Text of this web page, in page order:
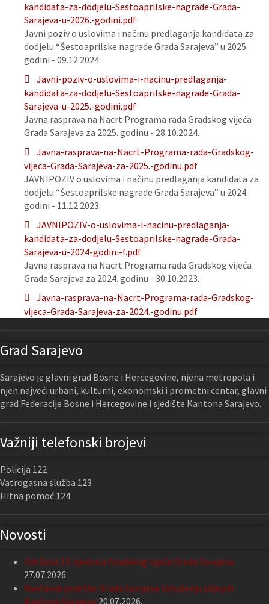
kandidata-za-dodjelu-Sestoaprilske-nagrade-Grada-
Sarajeva-u-2026.-godini.pdf
Javni poziv o uslovima i načinu predlaganja kandidata za
dodjelu “Šestoaprilske nagrade Grada Sarajeva” u 2025.
godini - 09.12.2024.
Javni-poziv-o-uslovima-i-nacinu-predlaganja-
kandidata-za-dodjelu-Sestoaprilske-nagrade-Grada-
Sarajeva-u-2025.-godini.pdf
Javna rasprava na Nacrt Programa rada Gradskog vijeća
Grada Sarajeva za 2025. godinu - 28.10.2024.
Javna-rasprava-na-Nacrt-Programa-rada-Gradskog-
vijeca-Grada-Sarajeva-za-2025.-godinu.pdf
JAVNIPOZIV o uslovima i načinu predlaganja kandidata za
dodjelu “Šestoaprilske nagrade Grada Sarajeva” u 2024.
godini - 11.12.2023.
JAVNIPOZIV-o-uslovima-i-nacinu-predlaganja-
kandidata-za-dodjelu-Sestoaprilske-nagrade-Grada-
Sarajeva-u-2024-godini-f.pdf
Javna rasprava na Nacrt Programa rada Gradskog vijeća
Grada Sarajeva za 2024. godinu - 30.10.2023.
Javna-rasprava-na-Nacrt-Programa-rada-Gradskog-
vijeca-Grada-Sarajeva-za-2024.-godinu.pdf
Grad Sarajevo
Sarajevo je glavni grad Bosne i Hercegovine, njena metropola i
njen najveći urbani, kulturni, ekonomski i prometni centar, glavni
grad Federacije Bosne i Hercegovine i sjedište Kantona Sarajevo.
Važniji telefonski brojevi
Policija 122
Vatrogasna služba 123
Hitna pomoć 124
Novosti
Održana 13. sjednica Gradskog vijeća Grada Sarajeva
27.07.2026.
Nastavak podrške Grada Sarajeva Udruženju slijepih
Kantona Sarajevo 20.07.2026.